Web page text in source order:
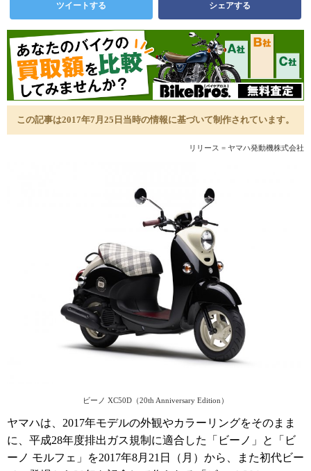
ツイートする シェアする
この記事は2017年7月25日当時の情報に基づいて制作されています。
リリース = ヤマハ発動機株式会社
ビーノ XC50D（20th Anniversary Edition）
ヤマハは、2017年モデルの外観やカラーリングをそのまま
に、平成28年度排出ガス規制に適合した「ビーノ」と「ビ
ーノ モルフェ」を2017年8月21日（月）から、また初代ビー